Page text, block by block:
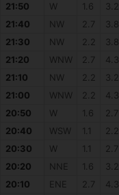
21:50
W 1.6 3.2
21:40
NW 2.7 3.8
21:30
NW 2.2 3.8
21:20
WNW 2.7 4.3
21:10
NW 2.2 3.2
21:00
WNW 2.2 4.3
20:50
W 1.6 2.7
20:40
WSW 1.1 2.2
20:30
W 1.1 2.7
20:20
NNE 1.6 3.2
20:10
ENE 2.7 4.3